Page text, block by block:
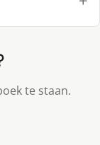
te staan.